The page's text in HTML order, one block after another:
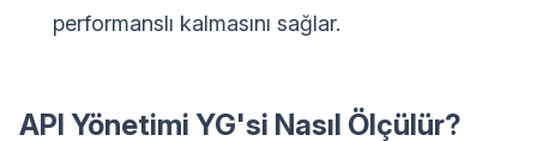
performanslı kalmasını sağlar.
API Yönetimi YG'si Nasıl Ölçülür?